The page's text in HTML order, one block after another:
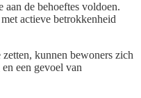
de behoeftes voldoen.
actieve betrokkenheid
kunnen bewoners zich
een gevoel van